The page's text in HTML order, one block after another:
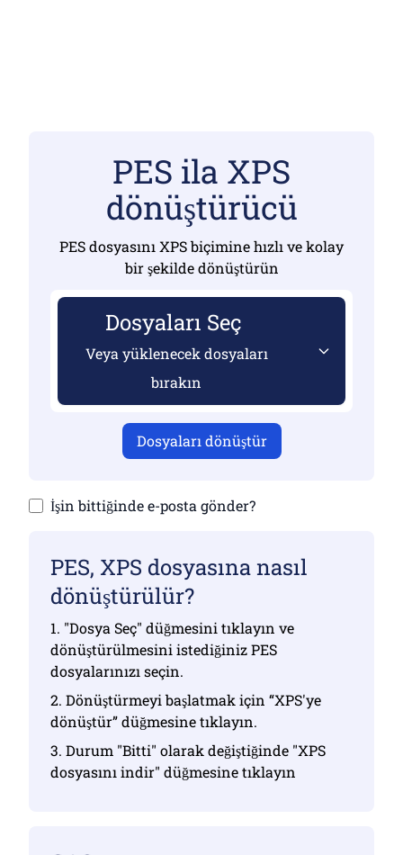
PES ila XPS
dönüştürücü
PES dosyasını XPS biçimine hızlı ve kolay
bir şekilde dönüştürün
Dosyaları Seç
Veya yüklenecek dosyaları
bırakın
Dosyaları dönüştür
İşin bittiğinde e-posta gönder?
PES, XPS dosyasına nasıl
dönüştürülür?
1. "Dosya Seç" düğmesini tıklayın ve
dönüştürülmesini istediğiniz PES
dosyalarınızı seçin.
2. Dönüştürmeyi başlatmak için “XPS'ye
dönüştür” düğmesine tıklayın.
3. Durum "Bitti" olarak değiştiğinde "XPS
dosyasını indir" düğmesine tıklayın